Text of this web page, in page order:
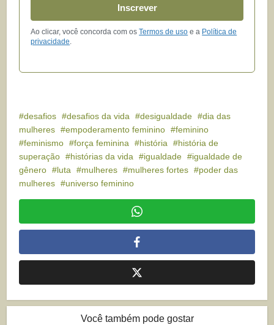
Inscrever
Ao clicar, você concorda com osTermos de uso e a Política de
privacidade.
desafios desafios da vida desigualdade
dia das
mulheres
empoderamento feminino
feminino
feminismo
força feminina história
história de
superação
histórias da vida igualdade
igualdade de
gênero
luta mulheres mulheres fortes
poder das
mulheres
universo feminino
Você também pode gostar